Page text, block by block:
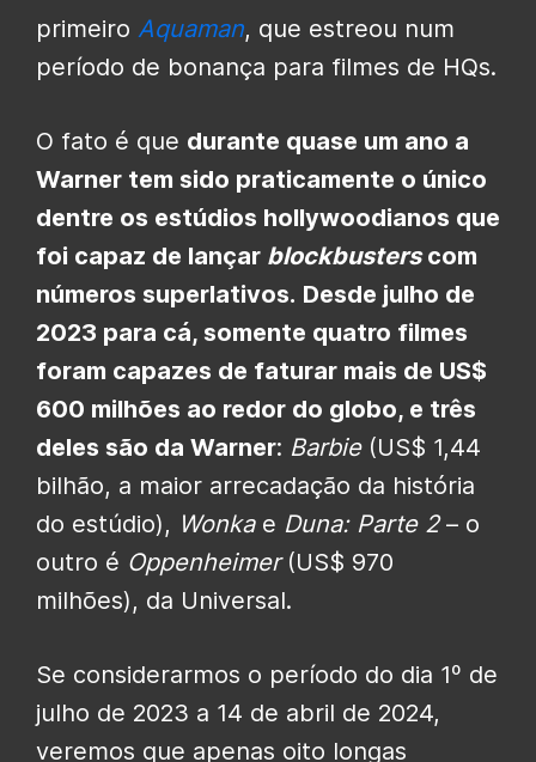
primeiro Aquaman, que estreou num
período de bonança para filmes de HQs.
O fato é que durante quase um ano a
Warner tem sido praticamente o único
dentre os estúdios hollywoodianos que
foi capaz de lançar blockbusterscom
números superlativos. Desde julho de
2023 para cá, somente quatro filmes
foram capazes de faturar mais de US$
600 milhões ao redor do globo, e três
deles são da Warner: Barbie(US$ 1,44
bilhão, a maior arrecadação da história
do estúdio), Wonkae Duna: Parte 2– o
outro é Oppenheimer(US$ 970
milhões), da Universal.
Se considerarmos o período do dia 1º de
julho de 2023 a 14 de abril de 2024,
veremos que apenas oito longas